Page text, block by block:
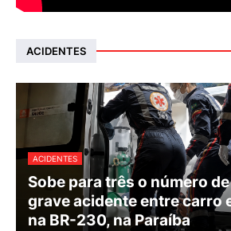
ACIDENTES
ACIDENTES
Sobe para três o número
grave acidente entre carro
na BR-230, na Paraíba